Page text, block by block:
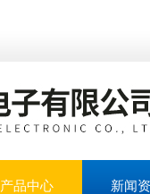
产品中心 新闻